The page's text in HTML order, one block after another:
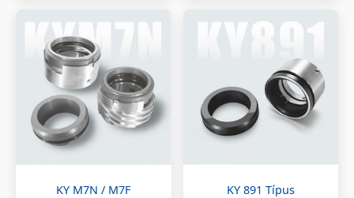
KY M7N / M7F KY 891 Típus